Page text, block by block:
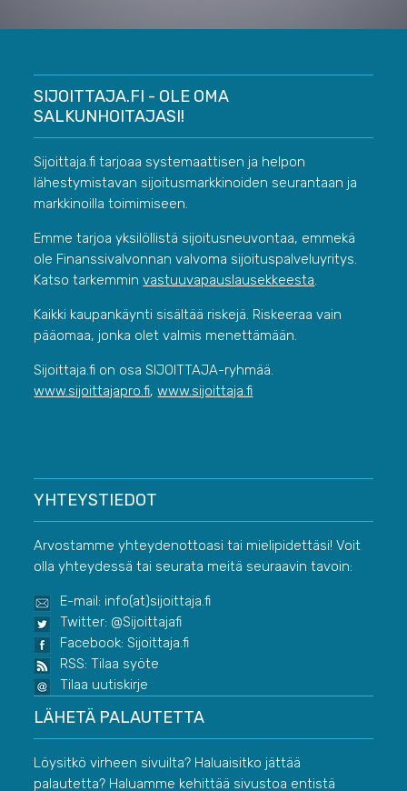
SIJOITTAJA.FI - OLE OMA
SALKUNHOITAJASI!
Sijoittaja.fi tarjoaa systemaattisen ja helpon
lähestymistavan sijoitusmarkkinoiden seurantaan ja
markkinoilla toimimiseen.
Emme tarjoa yksilöllistä sijoitusneuvontaa, emmekä
ole Finanssivalvonnan valvoma sijoituspalveluyritys.
Katso tarkemminvastuuvapauslausekkeesta.
Kaikki kaupankäynti sisältää riskejä. Riskeeraa vain
pääomaa, jonka olet valmis menettämään.
Sijoittaja.fi on osa SIJOITTAJA-ryhmää.
www.sijoittajapro.fi,www.sijoittaja.fi
YHTEYSTIEDOT
Arvostamme yhteydenottoasi tai mielipidettäsi! Voit
olla yhteydessä tai seurata meitä seuraavin tavoin:
E-mail: info(at)sijoittaja.fi
Twitter: @Sijoittajafi
Facebook: Sijoittaja.fi
RSS: Tilaa syöte
Tilaa uutiskirje
LÄHETÄ PALAUTETTA
Löysitkö virheen sivuilta? Haluaisitko jättää
palautetta? Haluamme kehittää sivustoa entistä